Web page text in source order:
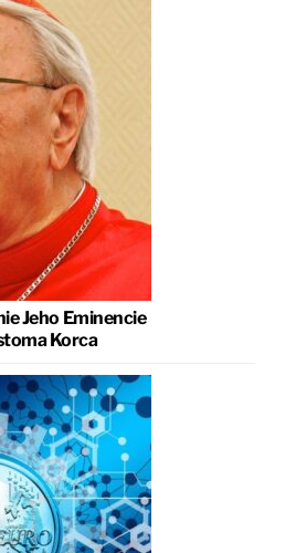
Jeho Eminencie
Korca